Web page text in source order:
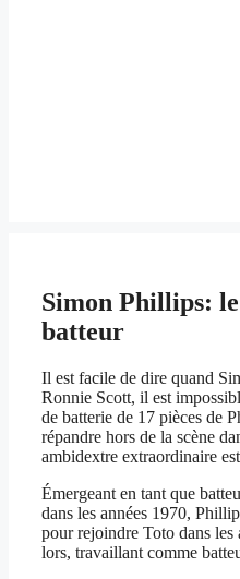
Simon Phillips:
batteur
Il est facile de dire quand
Ronnie Scott, il est
de batterie de 17 pièces de
répandre hors de la scène
ambidextre extraordinaire
Émergeant en tant que
dans les années 1970,
pour rejoindre Toto dans les
lors, travaillant comme